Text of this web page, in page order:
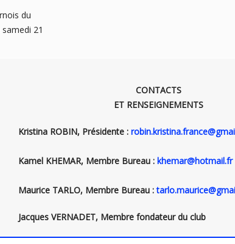
du
21
CONTACTS
ET RENSEIGNEMENTS
Kristina ROBIN, Présidente :
Kamel KHEMAR, Membre Bureau : khemar@hotmail.fr
Maurice TARLO, Membre Bureau :
Jacques VERNADET, Membre fondateur du club